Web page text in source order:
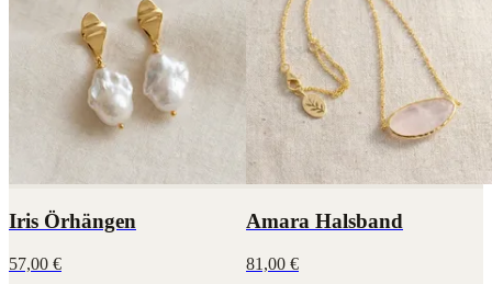
Iris Örhängen
57,00 €
Amara Halsband
81,00 €